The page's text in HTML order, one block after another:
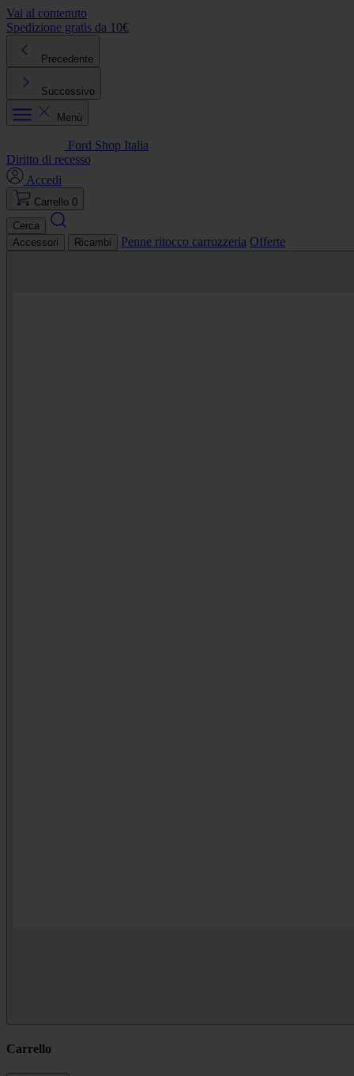
Vai al contenuto
Spedizione gratis da 10€
Precedente
Successivo
Menù
Ford Shop Italia
Diritto di recesso
Accedi
Carrello 0
Cerca
Accessori
Ricambi Penne ritocco carrozzeria Offerte
Carrello